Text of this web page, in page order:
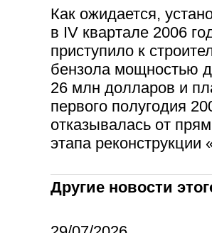
Как ожидается,
в IV квартале 2006
приступило к
бензола мощностью
26 млн долларов и
первого полугодия
отказывалась от
этапа
Другие новости